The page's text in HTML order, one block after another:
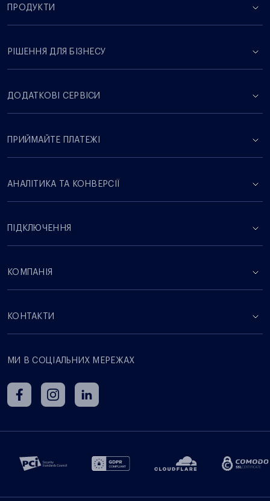
ПРОДУКТИ
РІШЕННЯ ДЛЯ БІЗНЕСУ
ДОДАТКОВІ СЕРВІСИ
ПРИЙМАЙТЕ ПЛАТЕЖІ
АНАЛІТИКА ТА КОНВЕРСІЇ
ПІДКЛЮЧЕННЯ
КОМПАНІЯ
КОНТАКТИ
МИ В СОЦІАЛЬНИХ МЕРЕЖАХ